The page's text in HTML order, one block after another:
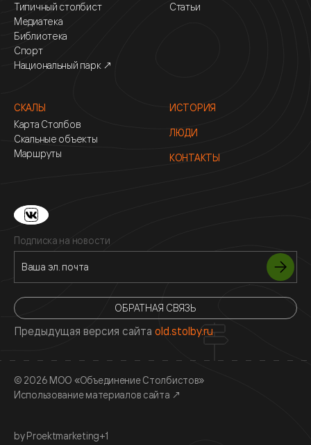
Типичный столбист
Медиатека
Библиотека
Спорт
Национальный парк ↗
Статьи
СКАЛЫ
Карта Столбов
Скальные объекты
Маршруты
ИСТОРИЯ
ЛЮДИ
КОНТАКТЫ
Подписка на новости
ОБРАТНАЯ СВЯЗЬ
Предыдущая версия сайта old.stolby.ru
© 2026 МОО «Объединение Столбистов»
Использование материалов сайта ↗
by Proektmarketing+1